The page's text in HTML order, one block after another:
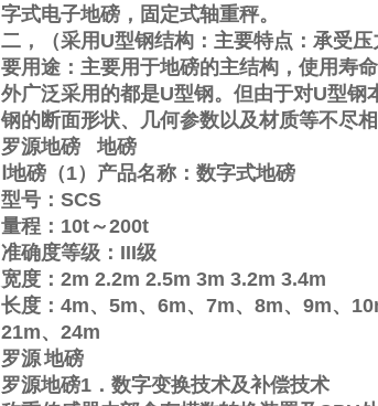
字式电子地磅，固定式轴重秤。
二，（采用 U型钢结构：主要特点：承受压
要用途：主要用于地磅的主结构，使用寿
外广泛采用的都是U型钢。但由于对U型钢
钢的断面形状、几何参数以及材质等不尽
罗源地磅
地磅
地磅（1）产品名称：数字式地磅
型号： SCS
量程： 10t～200t
准确度等级： III级
宽度： 2m 2.2m 2.5m 3m 3.2m 3.4m
长度： 4m、 5m、 6m、 7m、 8m、 9m、
21m、 24m
罗源地磅
罗源地磅1 ．数字变换技术及补偿技术